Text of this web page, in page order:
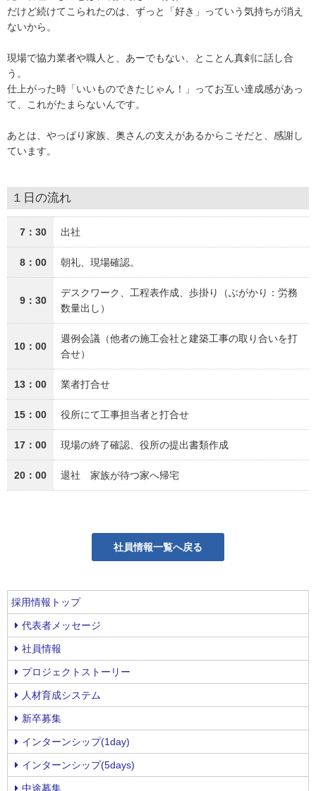
だけど続けてこられたのは、ずっと「好き」っていう気持ちが消え
ないから。
現場で協力業者や職人と、あーでもない、とことん真剣に話し合
う。
仕上がった時「いいものできたじゃん！」ってお互い達成感があっ
て、これがたまらないんです。
あとは、やっぱり家族、奥さんの支えがあるからこそだと、感謝し
ています。
１日の流れ
7：30 出社
8：00 朝礼、現場確認。
9：30
デスクワーク、工程表作成、歩掛り（ぶがかり：労務
数量出し）
10：00
週例会議（他者の施工会社と建築工事の取り合いを打
合せ）
13：00 業者打合せ
15：00 役所にて工事担当者と打合せ
17：00 現場の終了確認、役所の提出書類作成
20：00 退社 家族が待つ家へ帰宅
社員情報一覧へ戻る
採用情報トップ
代表者メッセージ
社員情報
プロジェクトストーリー
人材育成システム
新卒募集
インターンシップ(1day)
インターンシップ(5days)
中途募集